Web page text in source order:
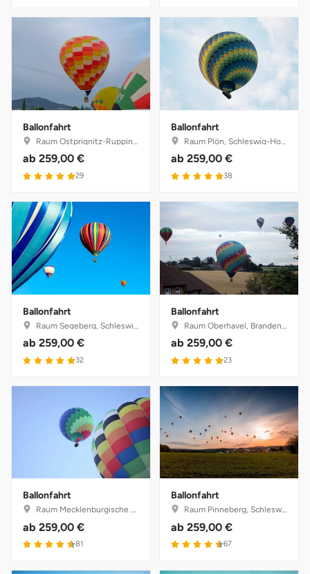
Ballonfahrt
Raum Ostprignitz-Ruppin, Brandenburg
ab 259,00 €
5 von 5
29
Ballonfahrt
Raum Plön, Schleswig-Holstein
ab 259,00 €
5 von 5
38
Ballonfahrt
Raum Segeberg, Schleswig-Holstein
ab 259,00 €
4.9 von 5
32
Ballonfahrt
Raum Oberhavel, Brandenburg
ab 259,00 €
4.9 von 5
23
Ballonfahrt
Raum Mecklenburgische Seenplatte, Mecklenburg-Vorpommern
ab 259,00 €
4.6 von 5
81
Ballonfahrt
Raum Pinneberg, Schleswig-Holstein
ab 259,00 €
4.5 von 5
67